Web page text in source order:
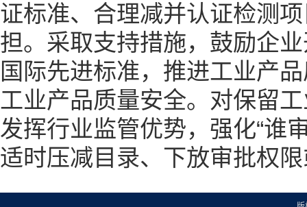
证标准、合理减并认证检测
担。采取支持措施，鼓励企
国际先进标准，推进工业产
工业产品质量安全。对保留
发挥行业监管优势，强化“谁
适时压减目录、下放审批权